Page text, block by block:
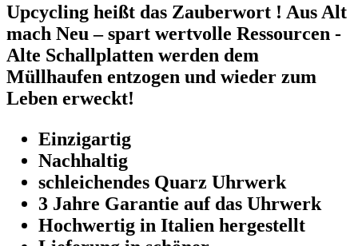
Upcycling heißt das Zauberwort ! Aus Alt
mach Neu – spart wertvolle Ressourcen -
Alte Schallplatten werden dem
Müllhaufen entzogen und wieder zum
Leben erweckt!
Einzigartig
Nachhaltig
schleichendes Quarz Uhrwerk
3 Jahre Garantie auf das Uhrwerk
Hochwertig in Italien hergestellt